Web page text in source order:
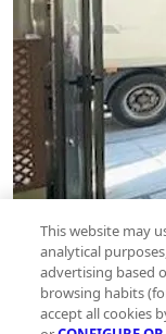
This website may
analytical
advertising based
browsing habits
accept all cookies